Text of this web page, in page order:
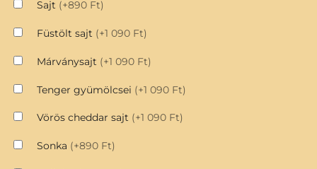
Sajt (+890 Ft)
Füstölt sajt (+1 090 Ft)
Márványsajt (+1 090 Ft)
Tenger gyümölcsei (+1 090 Ft)
Vörös cheddar sajt (+1 090 Ft)
Sonka (+890 Ft)